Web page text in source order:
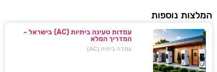
המלצות נוספות
עמדות טעינה ביתיות (AC) בישראל –
המדריך המלא
עמדה ביתית (AC)